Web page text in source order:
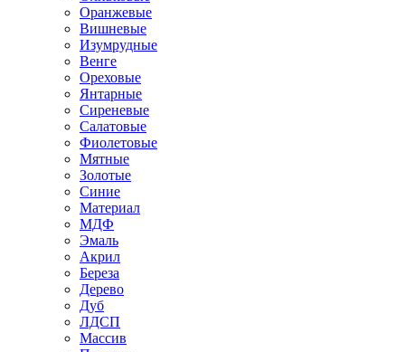
Оранжевые
Вишневые
Изумрудные
Венге
Ореховые
Янтарные
Сиреневые
Салатовые
Фиолетовые
Мятные
Золотые
Синие
Материал
МДФ
Эмаль
Акрил
Береза
Дерево
Дуб
ЛДСП
Массив